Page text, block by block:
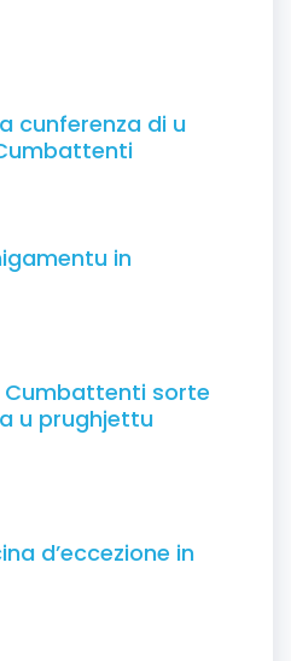
cunferenza di u
in
i Cumbattenti sorte
u prughjettu
d’eccezione in